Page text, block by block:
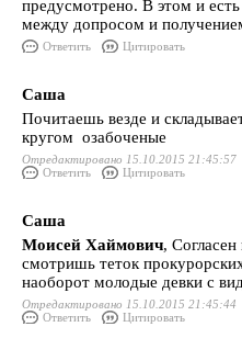
предусмотрено. В этом и
между допросом и
Ответить Цитировать
Саша
Почитаешь везде и
кругом озабоченые
Отредактировано 15.10.2015 21:45:57
Ответить
Цитировать
Саша
Моисей Хаймович,
смотришь теток
наоборот молодые девки с
Отредактировано 15.10.2015 21:45:44
Ответить
Цитировать